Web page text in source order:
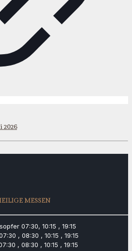
2026
MESSEN
07:30, 10:15 , 19:15
, 08:30 , 10:15 , 19:15
, 08:30 , 10:15 , 19:15